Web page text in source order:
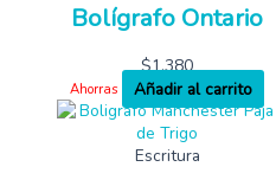
Bolígrafo Ontario
$1,380
Ahorras Añadir al carrito
Escritura